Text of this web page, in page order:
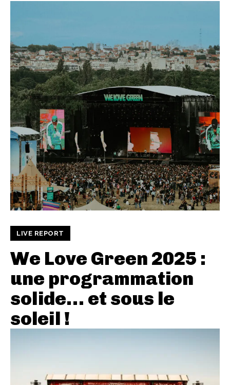
LIVE REPORT
We Love Green 2025 :
une programmation
solide… et sous le
soleil !